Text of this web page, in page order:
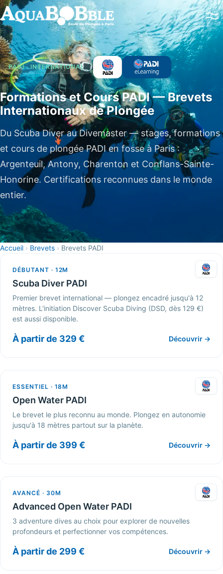
Brevets PADI
Brevets FFESSM / CMAS
Double certification
Baptême de plongée
Perfectionnement
Plongées en mer
PADI · INTERNATIONAL
Formations et Cours PADI — Brevets
Internationaux de Plongée
Du Scuba Diver au Divemaster — stages, formations
et cours de plongée PADI en fosse à Paris :
Argenteuil, Antony, Charenton et Conflans-Sainte-
Honorine. Certifications reconnues dans le monde
entier.
Accueil › Brevets › Brevets PADI
DÉBUTANT · 12M
Scuba Diver PADI
Premier brevet international — plongez encadré jusqu'à 12
mètres. L'initiation Discover Scuba Diving (DSD, dès 129 €)
est aussi disponible.
À partir de 329 € Découvrir →
ESSENTIEL · 18M
Open Water PADI
Le brevet le plus reconnu au monde. Plongez en autonomie
jusqu'à 18 mètres partout sur la planète.
À partir de 399 € Découvrir →
AVANCÉ · 30M
Advanced Open Water PADI
3 adventure dives au choix pour explorer de nouvelles
profondeurs et perfectionner vos compétences.
À partir de 299 € Découvrir →